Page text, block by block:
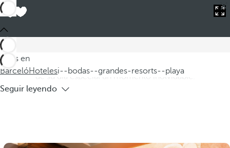
Estás en
BarcelóHotelesi--bodas--grandes-resorts--playa
Barceló
en playa
resorts de playa, donde cada detalle está diseñado para hacer
de su día especial un momento inolvidable.
Seguir leyendo